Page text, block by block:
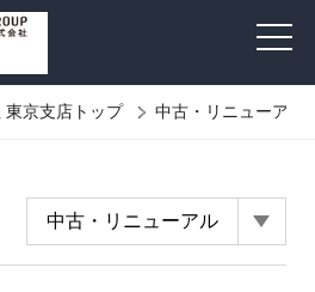
東京支店トップ 中古・リニューアル
アル事業